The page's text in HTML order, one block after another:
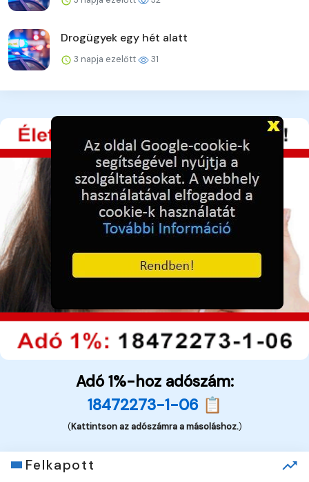
Drogügyek egy hét alatt
3 napja ezelőtt 31
Adó 1%-hoz adószám:
18472273-1-06 📋
(Kattintson az adószámra a másoláshoz.)
Felkapott